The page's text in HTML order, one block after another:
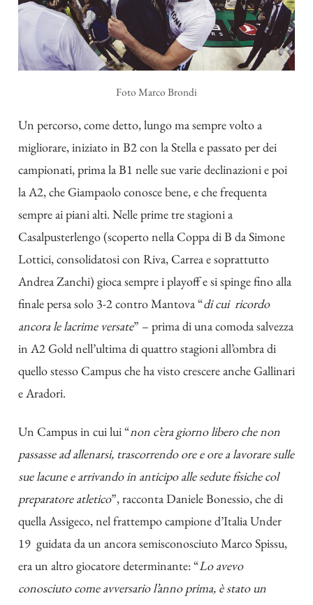
FotoMarco Brondi
Un percorso, come detto, lungo ma sempre volto a
migliorare, iniziato in B2 con la Stella e passato per dei
campionati, prima la B1 nelle sue varie declinazioni e poi
la A2, che Giampaolo conosce bene, e che frequenta
sempre ai piani alti. Nelle prime tre stagioni a
Casalpusterlengo (scoperto nella Coppa di B da Simone
Lottici, consolidatosi con Riva, Carrea e soprattutto
Andrea Zanchi) gioca sempre i playoff e si spinge fino alla
finale persa solo 3-2 contro Mantova “di cui ricordo
ancora le lacrime versate” – prima di una comoda salvezza
in A2 Gold nell’ultima di quattro stagioni all’ombra di
quello stesso Campus che ha visto crescere anche Gallinari
e Aradori.
Un Campus in cui lui “non c’era giorno libero che non
passasse ad allenarsi, trascorrendo ore e ore a lavorare sulle
sue lacune e arrivando in anticipo alle sedute fisiche col
preparatore atletico”, racconta Daniele Bonessio, che di
quella Assigeco, nel frattempo campione d’Italia Under
19 guidata da un ancora semisconosciuto Marco Spissu,
era un altro giocatore determinante: “Lo avevo
conosciuto come avversario l’anno prima, è stato un